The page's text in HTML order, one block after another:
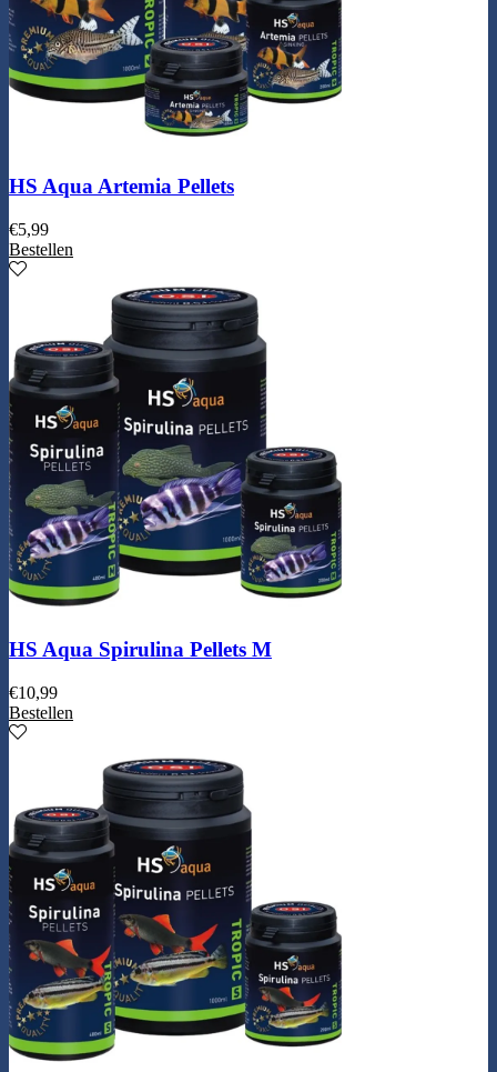
HS Aqua Artemia Pellets
€5,99
Bestellen
HS Aqua Spirulina Pellets M
€10,99
Bestellen